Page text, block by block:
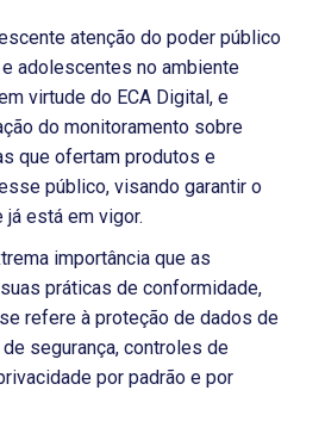
atenção do poder público
adolescentes no ambiente
virtude do ECA Digital, e
do monitoramento sobre
que ofertam produtos e
público, visando garantir o
está em vigor.
importância que as
práticas de conformidade,
refere à proteção de dados de
segurança, controles de
por padrão e por